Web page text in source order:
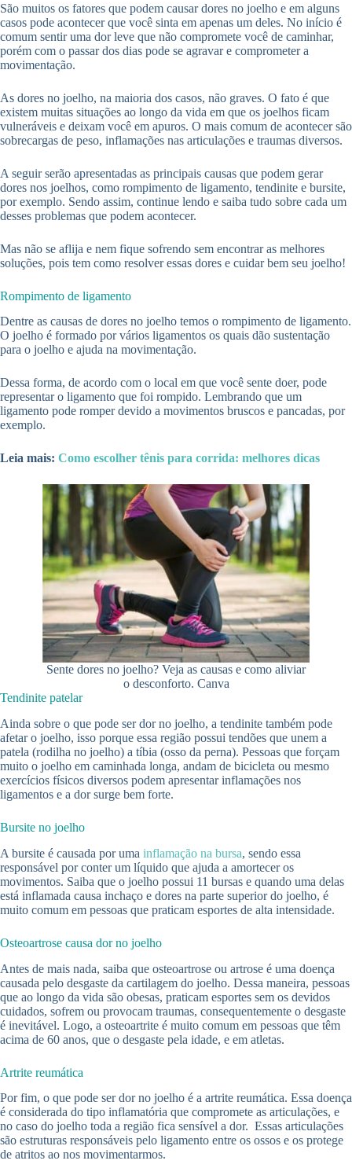
São muitos os fatores que podem causar dores no joelho e em alguns
casos pode acontecer que você sinta em apenas um deles. No início é
comum sentir uma dor leve que não compromete você de caminhar,
porém com o passar dos dias pode se agravar e comprometer a
movimentação.
As dores no joelho, na maioria dos casos, não graves. O fato é que
existem muitas situações ao longo da vida em que os joelhos ficam
vulneráveis e deixam você em apuros. O mais comum de acontecer são
sobrecargas de peso, inflamações nas articulações e traumas diversos.
A seguir serão apresentadas as principais causas que podem gerar
dores nos joelhos, como rompimento de ligamento, tendinite e bursite,
por exemplo. Sendo assim, continue lendo e saiba tudo sobre cada um
desses problemas que podem acontecer.
Mas não se aflija e nem fique sofrendo sem encontrar as melhores
soluções, pois tem como resolver essas dores e cuidar bem seu joelho!
Rompimento de ligamento
Dentre as causas de dores no joelho temos o rompimento de ligamento.
O joelho é formado por vários ligamentos os quais dão sustentação
para o joelho e ajuda na movimentação.
Dessa forma, de acordo com o local em que você sente doer, pode
representar o ligamento que foi rompido. Lembrando que um
ligamento pode romper devido a movimentos bruscos e pancadas, por
exemplo.
Leia mais: Como escolher tênis para corrida: melhores dicas
Sente dores no joelho? Veja as causas e como aliviar
o desconforto. Canva
Tendinite patelar
Ainda sobre o que pode ser dor no joelho, a tendinite também pode
afetar o joelho, isso porque essa região possui tendões que unem a
patela (rodilha no joelho) a tíbia (osso da perna). Pessoas que forçam
muito o joelho em caminhada longa, andam de bicicleta ou mesmo
exercícios físicos diversos podem apresentar inflamações nos
ligamentos e a dor surge bem forte.
Bursite no joelho
A bursite é causada por uma inflamação na bursa, sendo essa
responsável por conter um líquido que ajuda a amortecer os
movimentos. Saiba que o joelho possui 11 bursas e quando uma delas
está inflamada causa inchaço e dores na parte superior do joelho, é
muito comum em pessoas que praticam esportes de alta intensidade.
Osteoartrose causa dor no joelho
Antes de mais nada, saiba que osteoartrose ou artrose é uma doença
causada pelo desgaste da cartilagem do joelho. Dessa maneira, pessoas
que ao longo da vida são obesas, praticam esportes sem os devidos
cuidados, sofrem ou provocam traumas, consequentemente o desgaste
é inevitável. Logo, a osteoartrite é muito comum em pessoas que têm
acima de 60 anos, que o desgaste pela idade, e em atletas.
Artrite reumática
Por fim, o que pode ser dor no joelho é a artrite reumática. Essa doença
é considerada do tipo inflamatória que compromete as articulações, e
no caso do joelho toda a região fica sensível a dor. Essas articulações
são estruturas responsáveis pelo ligamento entre os ossos e os protege
de atritos ao nos movimentarmos.